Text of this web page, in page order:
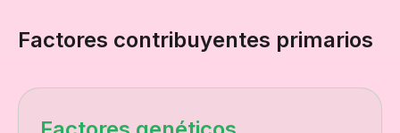
Factores contribuyentes primarios